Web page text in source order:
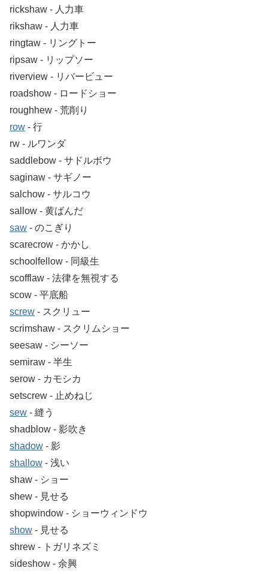
rickshaw ‐ 人力車
rikshaw ‐ 人力車
ringtaw ‐ リングトー
ripsaw ‐ リップソー
riverview ‐ リバービュー
roadshow ‐ ロードショー
roughhew ‐ 荒削り
row ‐ 行
rw ‐ ルワンダ
saddlebow ‐ サドルボウ
saginaw ‐ サギノー
salchow ‐ サルコウ
sallow ‐ 黄ばんだ
saw ‐ のこぎり
scarecrow ‐ かかし
schoolfellow ‐ 同級生
scofflaw ‐ 法律を無視する
scow ‐ 平底船
screw ‐ スクリュー
scrimshaw ‐ スクリムショー
seesaw ‐ シーソー
semiraw ‐ 半生
serow ‐ カモシカ
setscrew ‐ 止めねじ
sew ‐ 縫う
shadblow ‐ 影吹き
shadow ‐ 影
shallow ‐ 浅い
shaw ‐ ショー
shew ‐ 見せる
shopwindow ‐ ショーウィンドウ
show ‐ 見せる
shrew ‐ トガリネズミ
sideshow ‐ 余興